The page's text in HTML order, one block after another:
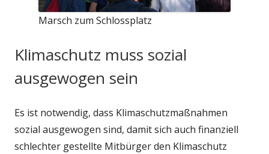
Marsch zum Schlossplatz
Klimaschutz muss sozial
ausgewogen sein
Es ist notwendig, dass Klimaschutzmaßnahmen
sozial ausgewogen sind, damit sich auch finanziell
schlechter gestellte Mitbürger den Klimaschutz